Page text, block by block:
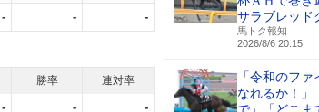
- - -
勝率 連対率
- - -
サラブレッド
馬トク報知
2026/8/6 20:15
「令和のフ
なれるか！」